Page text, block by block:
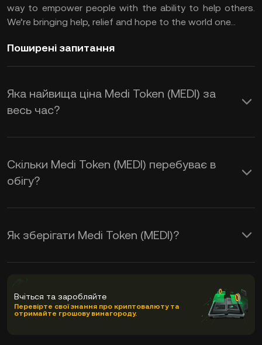
way to empower people with the ability to help others.
We’re bringing help, relief and hope to the world one...
Поширені запитання
Яка найвища ціна Medi Token (MEDI) за
весь час?
Скільки Medi Token (MEDI) перебуває в
обігу?
Як зберігати Medi Token (MEDI)?
Вчіться та заробляйте
Перевірте свої знання про криптовалюту та
отримайте грошову винагороду.